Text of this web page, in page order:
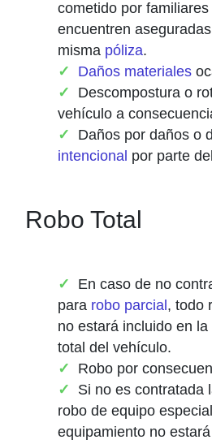
cometido por
encuentren
misma póliza.
Daños materiales
Descompostura o
vehículo a
Daños por daños o
intencional por parte
Robo Total
En caso de no
para robo parcial , todo
no estará incluido en
total del vehículo.
Robo por
Si no es contratada
robo de equipo
equipamiento no